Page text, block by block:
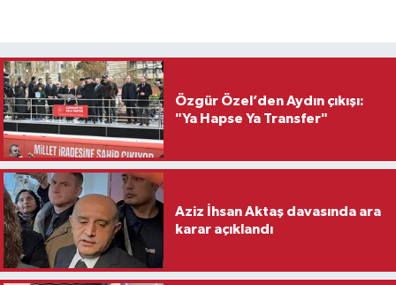
Özgür Özel’den Aydın çıkışı:
"Ya Hapse Ya Transfer"
Aziz İhsan Aktaş davasında ara
karar açıklandı